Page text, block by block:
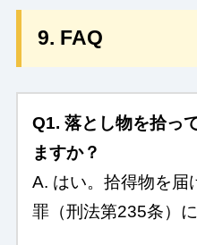
9. FAQ
Q1. 落とし物を拾っ
ますか？
A. はい。拾得物を届
罪（刑法第235条）に